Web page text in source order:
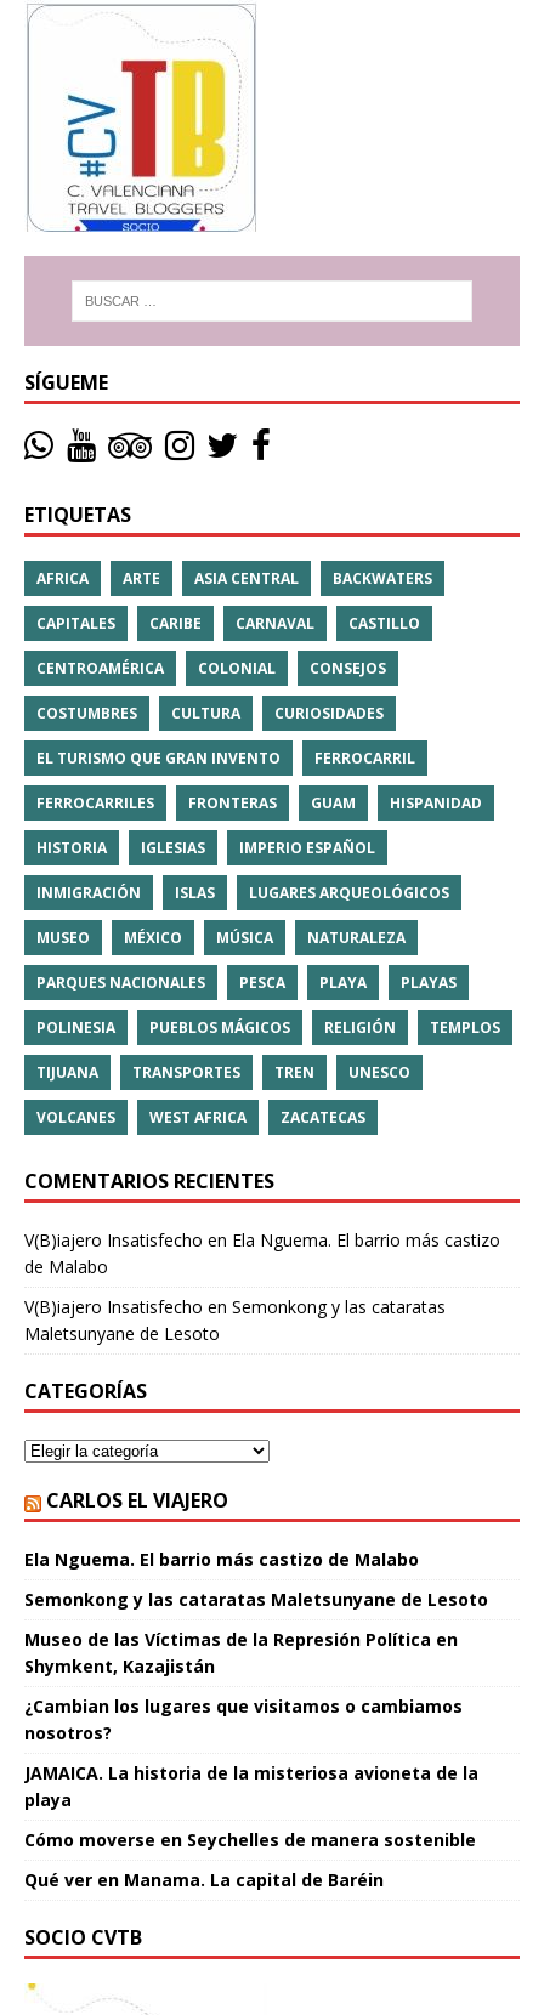
SÍGUEME
ETIQUETAS
AFRICA ARTE ASIA CENTRAL BACKWATERS
CAPITALES CARIBE CARNAVAL CASTILLO
CENTROAMÉRICA COLONIAL CONSEJOS
COSTUMBRES CULTURA CURIOSIDADES
EL TURISMO QUE GRAN INVENTO FERROCARRIL
FERROCARRILES FRONTERAS GUAM HISPANIDAD
HISTORIA IGLESIAS IMPERIO ESPAÑOL
INMIGRACIÓN ISLAS LUGARES ARQUEOLÓGICOS
MUSEO MÉXICO MÚSICA NATURALEZA
PARQUES NACIONALES PESCA PLAYA PLAYAS
POLINESIA PUEBLOS MÁGICOS RELIGIÓN TEMPLOS
TIJUANA TRANSPORTES TREN UNESCO
VOLCANES WEST AFRICA ZACATECAS
COMENTARIOS RECIENTES
V(B)iajero Insatisfecho en Ela Nguema. El barrio más castizo
de Malabo
V(B)iajero Insatisfecho en Semonkong y las cataratas
Maletsunyane de Lesoto
CATEGORÍAS
CARLOS EL VIAJERO
Ela Nguema. El barrio más castizo de Malabo
Semonkong y las cataratas Maletsunyane de Lesoto
Museo de las Víctimas de la Represión Política en
Shymkent, Kazajistán
¿Cambian los lugares que visitamos o cambiamos
nosotros?
JAMAICA. La historia de la misteriosa avioneta de la
playa
Cómo moverse en Seychelles de manera sostenible
Qué ver en Manama. La capital de Baréin
SOCIO CVTB